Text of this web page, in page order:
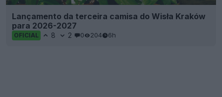
Lançamento da terceira camisa do Wisła Kraków
para 2026-2027
OFICIAL 8 2 0 204 6h